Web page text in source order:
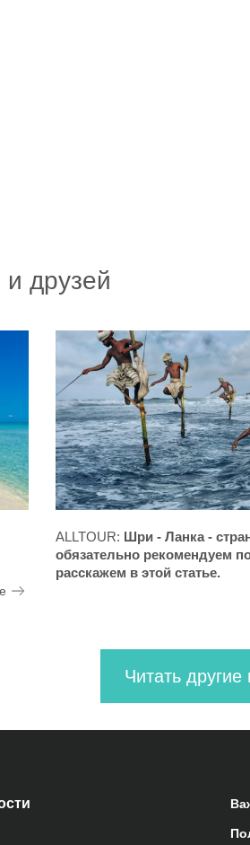
друзей
ALLTOUR: Шри - Ланка -
обязательно рекомендуем
расскажем в этой статье.
Читать